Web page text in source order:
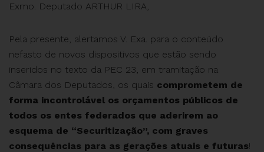
Exmo. Deputado ARTHUR LIRA,
Pela presente, alertamos V. Exa. para o conteúdo
nefasto de novos dispositivos que estão sendo
inseridos no texto da PEC 23, em tramitação na
Câmara dos Deputados, os quais comprometem de
forma incontrolável os orçamentos públicos de
todos os entes federados que aderirem ao
esquema de “Securitização”, com graves
consequências para as gerações atuais e futuras!